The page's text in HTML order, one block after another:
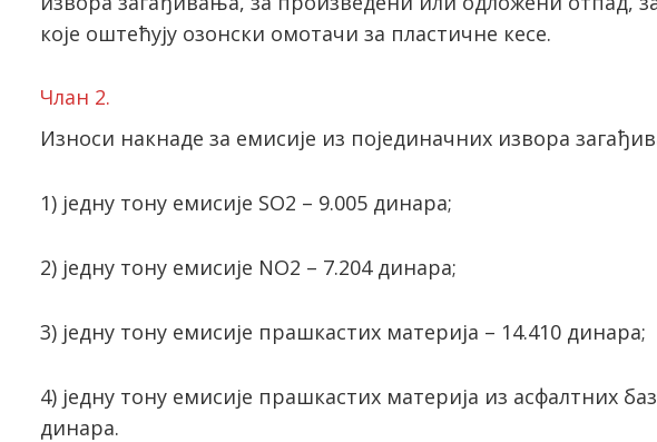
које оштећују озонски омотачи за пластичне кесе.
Члан 2.
Износи накнаде за емисије из појединачних извора
1) једну тону емисије SO2 – 9.005 динара;
2) једну тону емисије NO2 – 7.204 динара;
3) једну тону емисије прашкастих материја – 14.410 динара;
4) једну тону емисије прашкастих материја из асфалтних
динара.